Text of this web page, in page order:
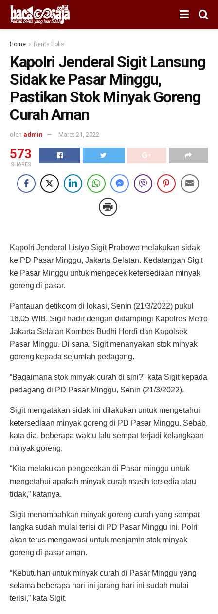
Home Berita Polisi
Kapolri Jenderal Sigit Lansung
Sidak ke Pasar Minggu,
Pastikan Stok Minyak Goreng
Curah Aman
oleh admin Maret 21, 2022
573
SHARES
Kapolri Jenderal Listyo Sigit Prabowo melakukan sidak
ke PD Pasar Minggu, Jakarta Selatan. Kedatangan Sigit
ke Pasar Minggu untuk mengecek ketersediaan minyak
goreng di pasar.
Pantauan detikcom di lokasi, Senin (21/3/2022) pukul
16.05 WIB, Sigit hadir dengan didampingi Kapolres Metro
Jakarta Selatan Kombes Budhi Herdi dan Kapolsek
Pasar Minggu. Di sana, Sigit menanyakan stok minyak
goreng kepada sejumlah pedagang.
“Bagaimana stok minyak curah di sini?” kata Sigit kepada
pedagang di PD Pasar Minggu, Senin (21/3/2022).
Sigit mengatakan sidak ini dilakukan untuk mengetahui
ketersediaan minyak goreng di PD Pasar Minggu. Sebab,
kata dia, beberapa waktu lalu sempat terjadi kelangkaan
minyak goreng.
“Kita melakukan pengecekan di Pasar minggu untuk
mengetahui apakah minyak curah masih tersedia atau
tidak,” katanya.
Sigit menambahkan minyak goreng curah yang sempat
langka sudah mulai terisi di PD Pasar Minggu ini. Polri
akan terus mengawasi untuk menjamin stok minyak
goreng di pasar aman.
“Kebutuhan untuk minyak curah di Pasar Minggu yang
selama beberapa hari ini jarang hari ini sudah mulai
terisi,” kata Sigit.